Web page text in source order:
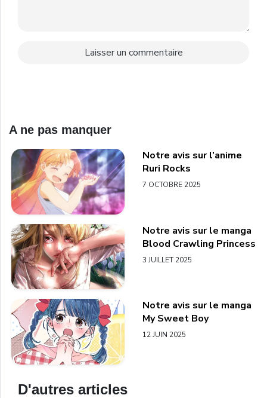
A ne pas manquer
Notre avis sur l’anime
Ruri Rocks
7 OCTOBRE 2025
Notre avis sur le manga
Blood Crawling Princess
3 JUILLET 2025
Notre avis sur le manga
My Sweet Boy
12 JUIN 2025
D'autres articles